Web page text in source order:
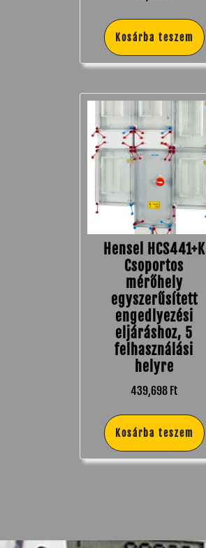
Kosárba teszem
Hensel HCS441+K
Csoportos
mérőhely
egyszerűsített
engedlyezési
eljáráshoz, 5
felhasználási
helyre
439,698 Ft
Kosárba teszem